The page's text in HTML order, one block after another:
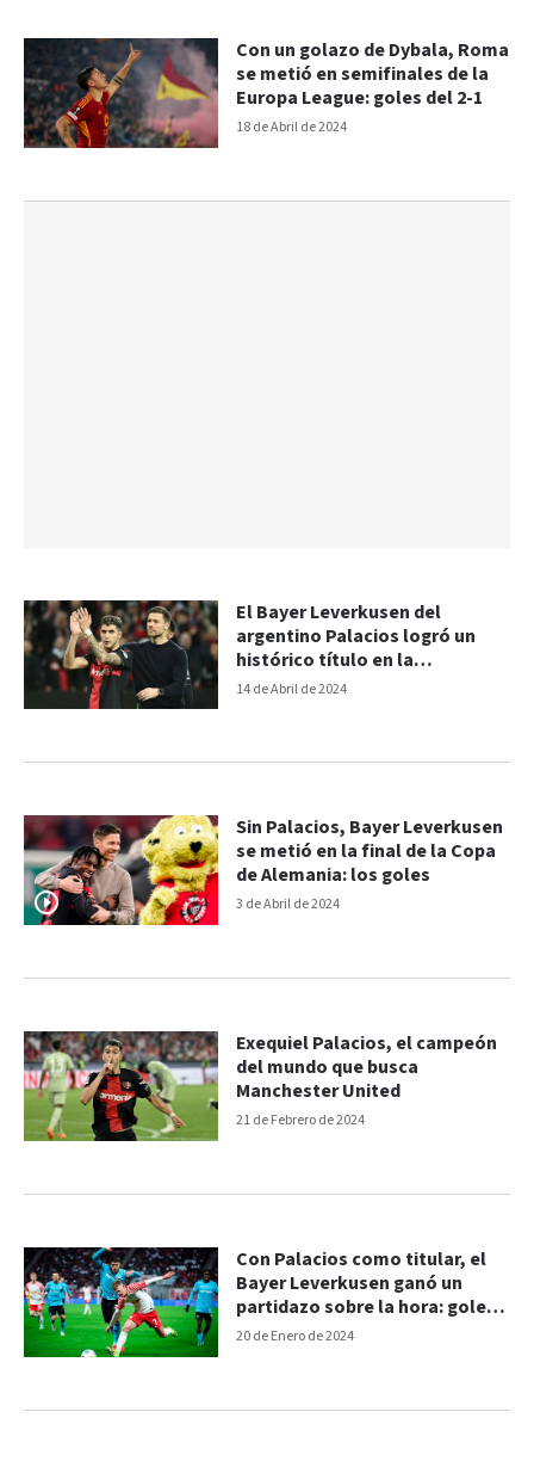
18 de Abril de 2024
Con un golazo de Dybala, Roma
se metió en semifinales de la
Europa League: goles del 2-1
14 de Abril de 2024
El Bayer Leverkusen del
argentino Palacios logró un
histórico título en la
Bundesliga
3 de Abril de 2024
Sin Palacios, Bayer Leverkusen
se metió en la final de la Copa
de Alemania: los goles
21 de Febrero de 2024
Exequiel Palacios, el campeón
del mundo que busca
Manchester United
20 de Enero de 2024
Con Palacios como titular, el
Bayer Leverkusen ganó un
partidazo sobre la hora: goles
del 3-2